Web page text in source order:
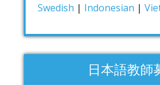
Swedish | Indonesian |
日本語教師